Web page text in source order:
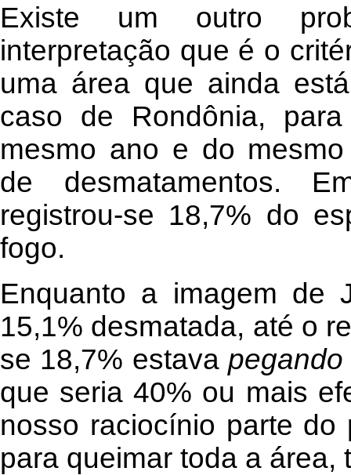
Existe um outro
interpretação que é o
uma área que ainda
caso de Rondônia,
mesmo ano e do
de desmatamentos.
registrou-se 18,7% do
fogo.
Enquanto a imagem de
15,1% desmatada, até o
se 18,7% estava
que seria 40% ou mais
nosso raciocínio parte
para queimar toda a área,